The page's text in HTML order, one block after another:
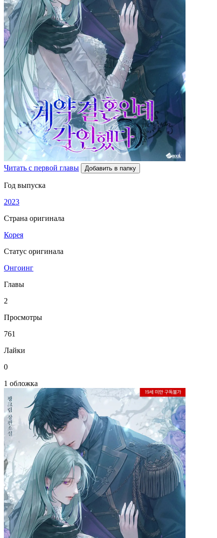
Читать с первой главы Добавить в папку
Год выпуска
2023
Страна оригинала
Корея
Статус оригинала
Онгоинг
Главы
2
Просмотры
761
Лайки
0
1 обложка